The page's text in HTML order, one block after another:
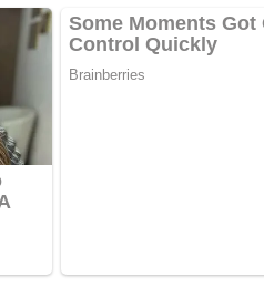
KËSHILLA & IDE
Letrën e Aluminit për Ruajtjen
e Ushqimeve